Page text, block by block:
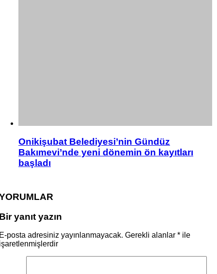
Onikişubat Belediyesi’nin Gündüz
Bakımevi’nde yeni dönemin ön kayıtları
başladı
yanıt yazın
posta adresiniz yayınlanmayacak. Gerekli alanlar * ile